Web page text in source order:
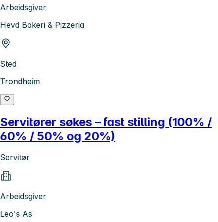
Arbeidsgiver
Hevd Bakeri & Pizzeria
Sted
Trondheim
Servitører søkes – fast stilling (100% /
60% / 50% og 20%)
Servitør
Arbeidsgiver
Leo's As